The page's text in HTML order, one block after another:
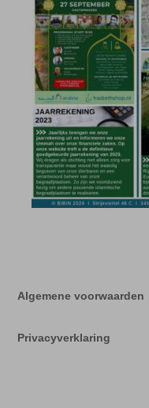
Algemene voorwaarden
Privacyverklaring